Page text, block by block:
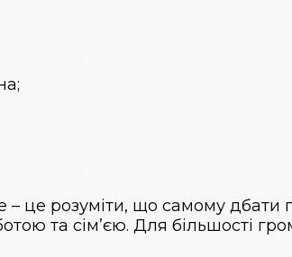
це розуміти, що самому дбати
та сім’єю. Для більшості